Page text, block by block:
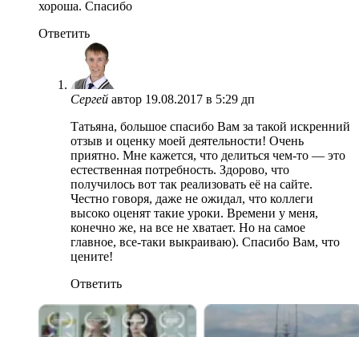
хороша. Спасибо
Ответить
Сергей автор 19.08.2017 в 5:29 дп
Татьяна, большое спасибо Вам за такой искренний
отзыв и оценку моей деятельности! Очень
приятно. Мне кажется, что делиться чем-то — это
естественная потребность. Здорово, что
получилось вот так реализовать её на сайте.
Честно говоря, даже не ожидал, что коллеги
высоко оценят такие уроки. Времени у меня,
конечно же, на все не хватает. Но на самое
главное, все-таки выкраиваю). Спасибо Вам, что
цените!
Ответить